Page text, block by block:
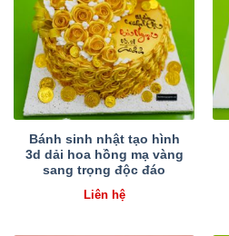
Bánh sinh nhật tạo hình
3d dải hoa hồng mạ vàng
sang trọng độc đáo
Liên hệ